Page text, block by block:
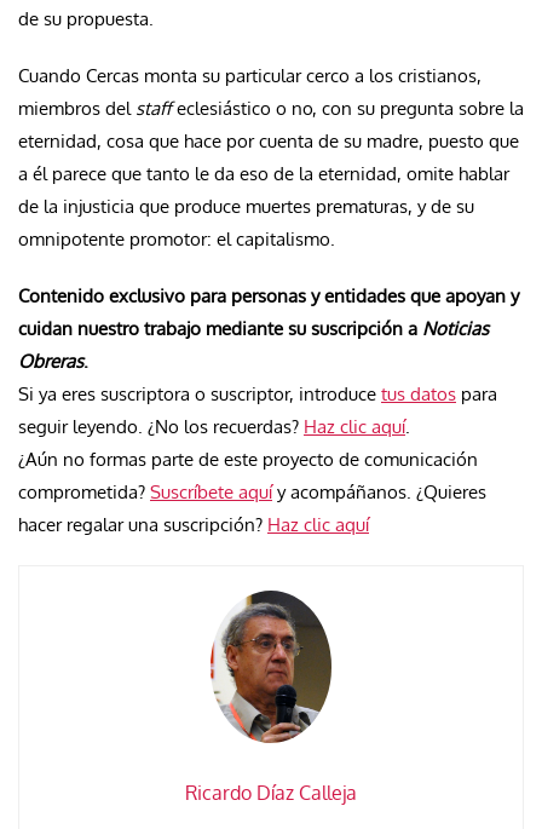
de su propuesta.
Cuando Cercas monta su particular cerco a los cristianos,
miembros del staffeclesiástico o no, con su pregunta sobre la
eternidad, cosa que hace por cuenta de su madre, puesto que
a él parece que tanto le da eso de la eternidad, omite hablar
de la injusticia que produce muertes prematuras, y de su
omnipotente promotor: el capitalismo.
Contenido exclusivo para personas y entidades que apoyan y
cuidan nuestro trabajo mediante su suscripción a Noticias
Obreras.
Si ya eres suscriptora o suscriptor, introduce tus datos para
seguir leyendo. ¿No los recuerdas? Haz clic aquí.
¿Aún no formas parte de este proyecto de comunicación
comprometida? Suscríbete aquíy acompáñanos. ¿Quieres
hacer regalar una suscripción? Haz clic aquí
Ricardo Díaz Calleja